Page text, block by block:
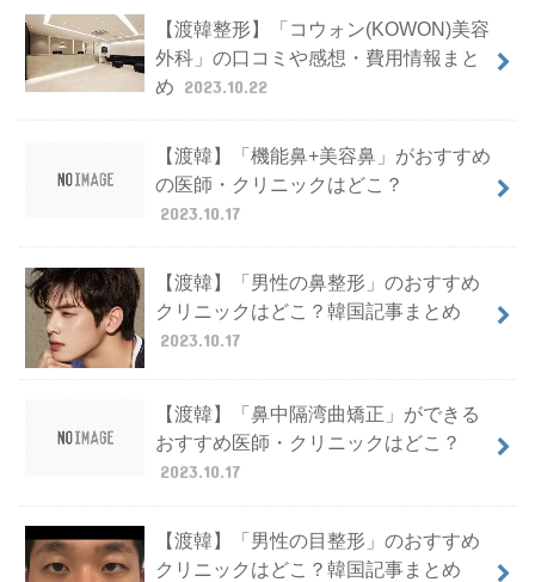
【渡韓整形】「コウォン(KOWON)美容
外科」の口コミや感想・費用情報まと
め 2023.10.22
【渡韓】「機能鼻+美容鼻」がおすすめ
の医師・クリニックはどこ？
2023.10.17
【渡韓】「男性の鼻整形」のおすすめ
クリニックはどこ？韓国記事まとめ
2023.10.17
【渡韓】「鼻中隔湾曲矯正」ができる
おすすめ医師・クリニックはどこ？
2023.10.17
【渡韓】「男性の目整形」のおすすめ
クリニックはどこ？韓国記事まとめ